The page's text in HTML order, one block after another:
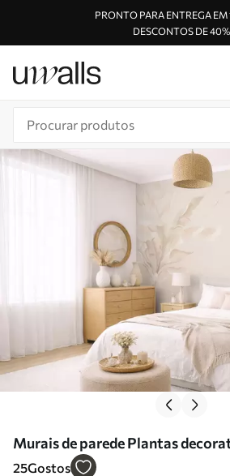
PRONTO PARA ENTREGA EM
DESCONTOS DE 40%
Murais de parede Plantas
tons cremosos quentes Nr.
25Gostos